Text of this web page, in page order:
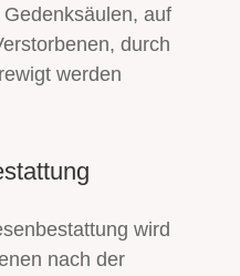
auf
durch
werden
wird
nach der